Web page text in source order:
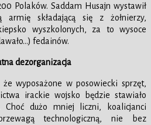
Polaków. Saddam Husajn wystawił
armię składającą się z żołnierzy,
wyszkolonych, za to wysoce
fedainów.
dezorganizacja
wyposażone w posowiecki sprzęt,
irackie wojsko będzie stawiało
Choć dużo mniej liczni, koalicjanci
technologiczną, nie bez